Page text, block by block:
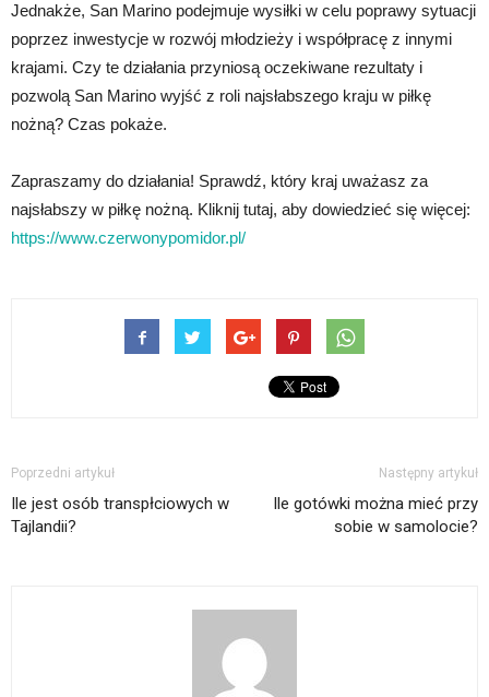
Jednakże, San Marino podejmuje wysiłki w celu poprawy sytuacji
poprzez inwestycje w rozwój młodzieży i współpracę z innymi
krajami. Czy te działania przyniosą oczekiwane rezultaty i
pozwolą San Marino wyjść z roli najsłabszego kraju w piłkę
nożną? Czas pokaże.
Zapraszamy do działania! Sprawdź, który kraj uważasz za
najsłabszy w piłkę nożną. Kliknij tutaj, aby dowiedzieć się więcej:
https://www.czerwonypomidor.pl/
Poprzedni artykuł
Ile jest osób transpłciowych w
Tajlandii?
Następny artykuł
Ile gotówki można mieć przy
sobie w samolocie?